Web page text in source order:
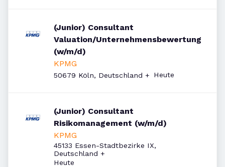
(Junior) Consultant
Valuation/Unternehmensbewertung
(w/m/d)
KPMG
50679 Köln, Deutschland + Veröffentlicht
Heute
(Junior) Consultant
Risikomanagement (w/m/d)
KPMG
45133 Essen-Stadtbezirke IX,
Deutschland +
Veröffentlicht
Heute